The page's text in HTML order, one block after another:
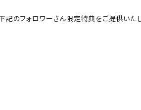
のフォロワーさん限定特典をご提供いたし